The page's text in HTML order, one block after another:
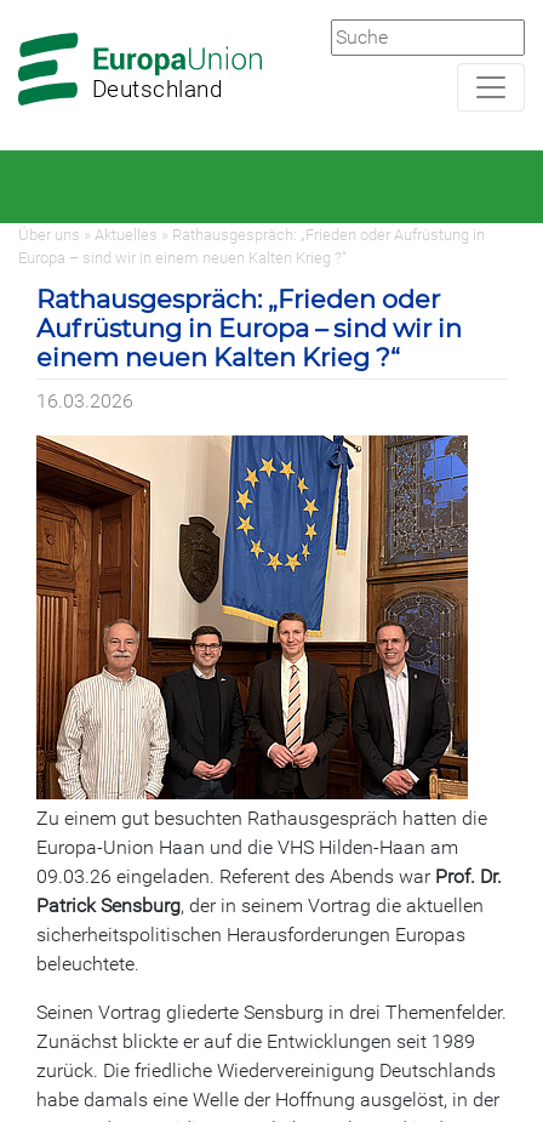
Hauptnavigation
Hauptbereich
Deutschland
Über uns » Aktuelles » Rathausgespräch: „Frieden oder Aufrüstung in
Europa – sind wir in einem neuen Kalten Krieg ?“
Rathausgespräch: „Frieden oder
Aufrüstung in Europa – sind wir in
einem neuen Kalten Krieg ?“
16.03.2026
Zu einem gut besuchten Rathausgespräch hatten die
Europa-Union Haan und die VHS Hilden-Haan am
09.03.26 eingeladen. Referent des Abends warProf. Dr.
Patrick Sensburg, der in seinem Vortrag die aktuellen
sicherheitspolitischen Herausforderungen Europas
beleuchtete.
Seinen Vortrag gliederte Sensburg in drei Themenfelder.
Zunächst blickte er auf die Entwicklungen seit 1989
zurück. Die friedliche Wiedervereinigung Deutschlands
habe damals eine Welle der Hoffnung ausgelöst, in der